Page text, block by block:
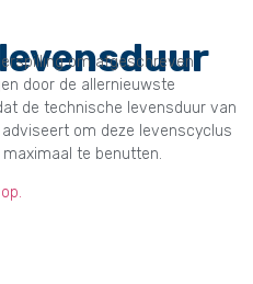
om afgeschreven
door de allernieuwste
de technische levensduur van
om deze levenscyclus
te benutten.